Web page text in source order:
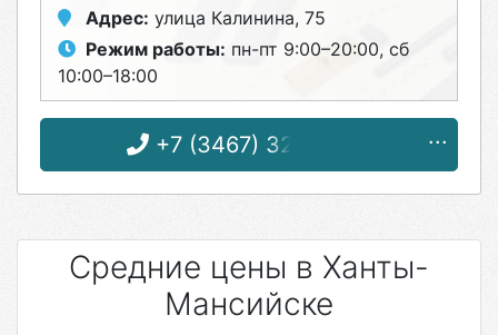
Адрес: улица Калинина, 75
Режим работы: пн-пт 9:00–20:00, сб
10:00–18:00
+7 (3467) 32-44-33
Средние цены в Ханты-
Мансийске